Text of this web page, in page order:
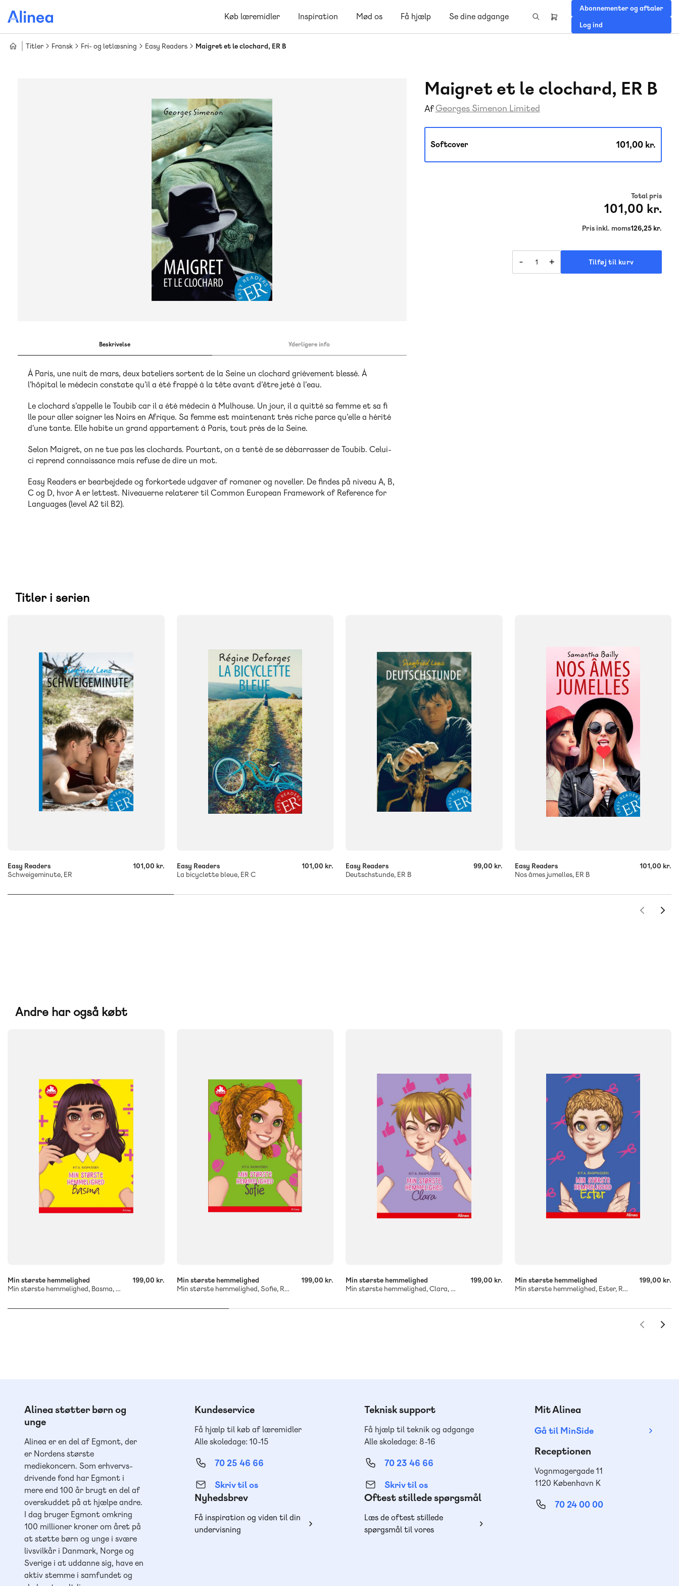
hovedindhold
Køb læremidler Inspiration Mød os Få hjælp Se dine adgange
Header
Abonnementer og aftaler
Log ind
Titler Fransk Fri- og letlæsning Easy Readers Maigret et le clochard, ER B
Maigret et le clochard, ER B
AfGeorges Simenon Limited
Softcover 101,00 kr.
Total pris
101,00 kr.
Pris inkl. moms126,25 kr.
- + Tilføj til kurv
Beskrivelse Yderligere info
À Paris, une nuit de mars, deux bateliers sortent de la Seine un clochard grièvement blessé. À
l’hôpital le médecin constate qu’il a été frappé à la tête avant d’être jeté à l’eau.
Le clochard s’appelle le Toubib car il a été médecin à Mulhouse. Un jour, il a quitté sa femme et sa fi
lle pour aller soigner les Noirs en Afrique. Sa femme est maintenant très riche parce qu’elle a hérité
d’une tante. Elle habite un grand appartement à Paris, tout près de la Seine.
Selon Maigret, on ne tue pas les clochards. Pourtant, on a tenté de se débarrasser de Toubib. Celui-
ci reprend connaissance mais refuse de dire un mot.
Easy Readers er bearbejdede og forkortede udgaver af romaner og noveller. De findes på niveau A, B,
C og D, hvor A er lettest. Niveauerne relaterer til Common European Framework of Reference for
Languages (level A2 til B2).
Titler i serien
FORMAT
Flergangsbog
9788723572295
Easy Readers
Schweigeminute, ER
101,00 kr.
Flergangsbog
9788723543059
Easy Readers
La bicyclette bleue, ER C
101,00 kr.
FORMAT
9788723561619
Easy Readers
Deutschstunde, ER B
99,00 kr.
Flergangsbog
9788723569042
Easy Readers
Nos âmes jumelles, ER B
101,00 kr.
Andre har også købt
3. klasse 4. klasse 5. klasse 6. klasse
FORMAT
Flergangsbog
9788723545084
Min største hemmelighed
Min største hemmelighed, Basma, Rød Læseklub
199,00 kr.
3. klasse 4. klasse 5. klasse 6. klasse
FORMAT
Flergangsbog
9788723545091
Min største hemmelighed
Min største hemmelighed, Sofie, Rød Læseklub
199,00 kr.
NIVEAU
4. klasse 5. klasse 6. klasse
FORMAT
Flergangsbog
9788723550095
Min største hemmelighed
Min største hemmelighed, Clara, Rød Læseklub
199,00 kr.
NIVEAU
4. klasse 6. klasse
FORMAT
Flergangsbog
9788723550101
Min største hemmelighed
Min største hemmelighed, Ester, Rød Læseklub
199,00 kr.
Alinea støtter børn og
unge
Alinea er en del af Egmont, der
er Nordens største
mediekoncern. Som erhvervs-
drivende fond har Egmont i
mere end 100 år brugt en del af
overskuddet på at hjælpe andre.
I dag bruger Egmont omkring
100 millioner kroner om året på
at støtte børn og unge i svære
livsvilkår i Danmark, Norge og
Sverige i at uddanne sig, have en
aktiv stemme i samfundet og
Kundeservice
Få hjælp til køb af læremidler
Alle skoledage: 10-15
70 25 46 66
Skriv til os
Nyhedsbrev
Få inspiration og viden til din
undervisning
Teknisk support
Få hjælp til teknik og adgange
Alle skoledage: 8-16
70 23 46 66
Skriv til os
Oftest stillede spørgsmål
Læs de oftest stillede
spørgsmål til vores
Mit Alinea
Gå til MinSide
Receptionen
Vognmagergade 11
1120 København K
70 24 00 00